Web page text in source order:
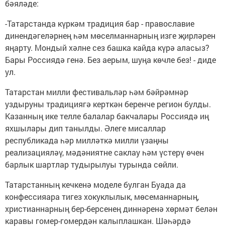
бәяләде:
-Татарстанда күркәм традиция бар - православие
динендәгеләрнең һәм мөселманнарның изге җирләрен
яңарту. Мондый хәлне сез башка кайда күрә аласыз?
Бары Россиядә генә. Без аерым, шуңа көчле без! - диде
ул.
Татарстан милли фестивальләр һәм бәйрәмнәр
уздыруны традициягә керткән беренче регион булды.
Казанның ике телле балалар бакчалары Россиядә иң
яхшылары дип танылды. Әлеге мисаллар
республикада һәр милләткә милли үзаңны
реализацияләү, мәдәниятне саклау һәм үстерү өчен
барлык шартлар тудырылуы турында сөйли.
Татарстанның кечкенә моделе булган Буада да
конфессияара тигез хокуклылык, мөсеманнарның,
христианнарның бер-берсенең диннәренә хөрмәт белән
каравы гомер-гомердән калыплашкан. Шәһәрдә